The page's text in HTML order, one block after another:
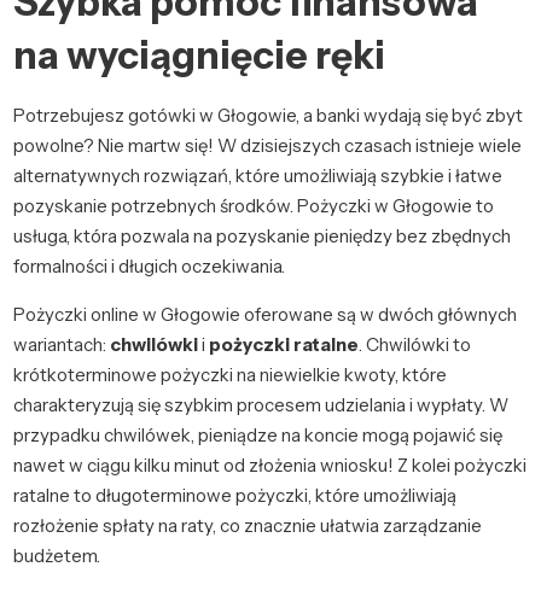
na wyciągnięcie ręki
Potrzebujesz gotówki w Głogowie, a banki wydają się być zbyt
powolne? Nie martw się! W dzisiejszych czasach istnieje wiele
alternatywnych rozwiązań, które umożliwiają szybkie i łatwe
pozyskanie potrzebnych środków. Pożyczki w Głogowie to
usługa, która pozwala na pozyskanie pieniędzy bez zbędnych
formalności i długich oczekiwania.
Pożyczki online w Głogowie oferowane są w dwóch głównych
wariantach: chwilówkii pożyczki ratalne. Chwilówki to
krótkoterminowe pożyczki na niewielkie kwoty, które
charakteryzują się szybkim procesem udzielania i wypłaty. W
przypadku chwilówek, pieniądze na koncie mogą pojawić się
nawet w ciągu kilku minut od złożenia wniosku! Z kolei pożyczki
ratalne to długoterminowe pożyczki, które umożliwiają
rozłożenie spłaty na raty, co znacznie ułatwia zarządzanie
budżetem.